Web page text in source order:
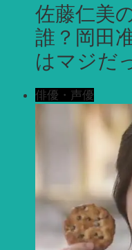
佐藤仁美
誰？岡田
はマジだ
俳優・声優